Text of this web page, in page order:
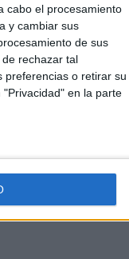
cabo el procesamiento
y cambiar sus
de sus
rechazar tal
preferencias o retirar su
en la parte